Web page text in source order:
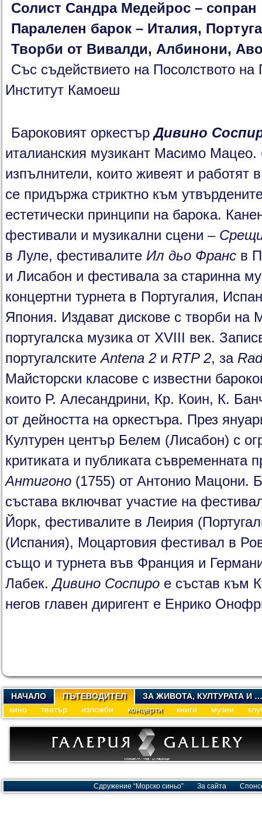
Солист Сандра Медейрос – сопран
Паралелен барок – Италия,
Творби от Вивалди, Албинони,
Със съдействието на Посолството на
Институт Камоеш
Бароковият оркестърДивино
италианския музикант Масимо Мацео.
изпълнители, които живеят и работят
се придържа стриктно към
естетически принципи на барока.
фестивали и музикални сцени –
в Луле, фестивалите Ил дьо Франс в
и Лисабон и фестивала за старинна
концертни турнета в Португалия,
Япония. Издават дискове с творби на
португалска музика от XVIII век.
португалскитеAntena 2 и RTP2, за
Майсторски класове с известни
които Р. Алесандрини, Кр. Коин, К.
от дейността на оркестъра. През
Културен център Белем (Лисабон) с
критиката и публиката съвременната
Антигоно (1755) от Антонио Мацони.
състава включват участие на
Йорк, фестивалите в Леирия
(Испания), Моцартовия фестивал в
също и турнета във Франция и
Лабек.Дивино Соспиро е състав към
негов главен диригент e Енрико
НАЧАЛО ПЪТЕВОДИТЕЛ
ЗА ЖИВОТА, КУЛТУРАТА И …
кино
театър изложби концерти книги музеи
Сдружение “Морско синьо” За сайта